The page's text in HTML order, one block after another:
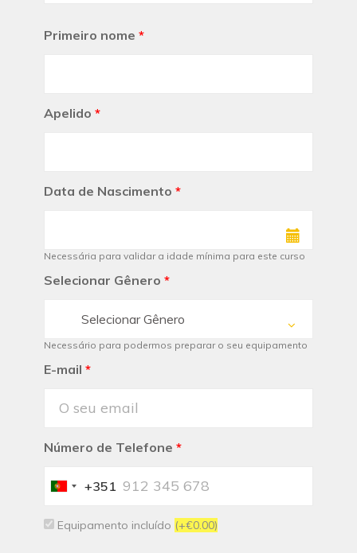
Primeiro nome *
Apelido *
Data de Nascimento *
Necessária para validar a idade mínima para este curso
Selecionar Gênero *
Selecionar Gênero
Necessário para podermos preparar o seu equipamento
E-mail *
Número de Telefone *
Portugal
+351
Equipamento incluído (+€0.00)